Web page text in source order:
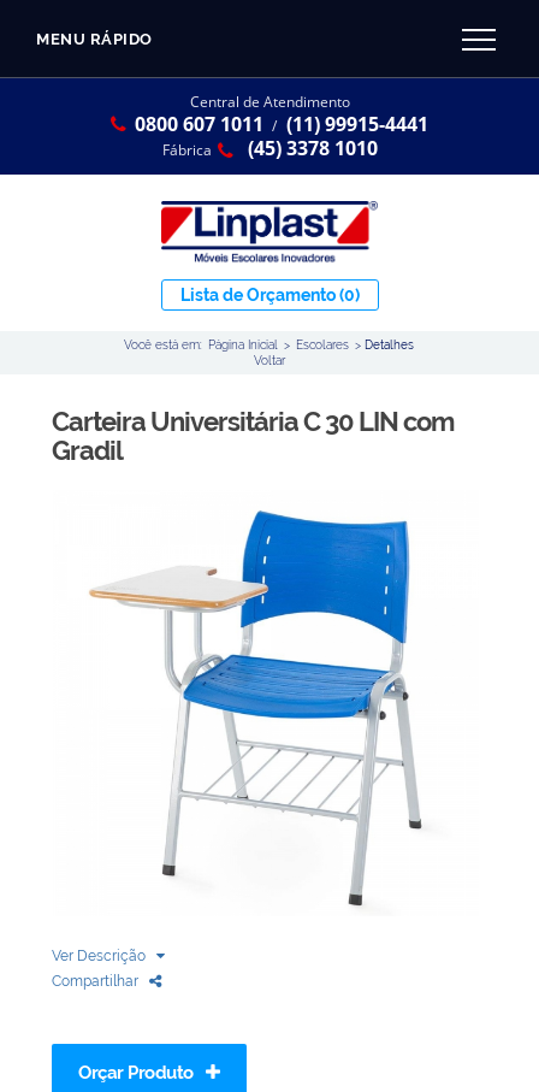
MENU RÁPIDO
Central de Atendimento
0800 607 1011 / (11) 99915-4441
Fábrica (45) 3378 1010
Lista de Orçamento(0)
Você está em: Página Inicial > Escolares >Detalhes
Voltar
Carteira Universitária C 30 LIN com
Gradil
Ver Descrição
Compartilhar
Orçar Produto
Linha Resina Plástica
Ambiente Maker
Armários em Aço
CATÁLOGO LINPLAST 2025
SOBRE A EMPRESA